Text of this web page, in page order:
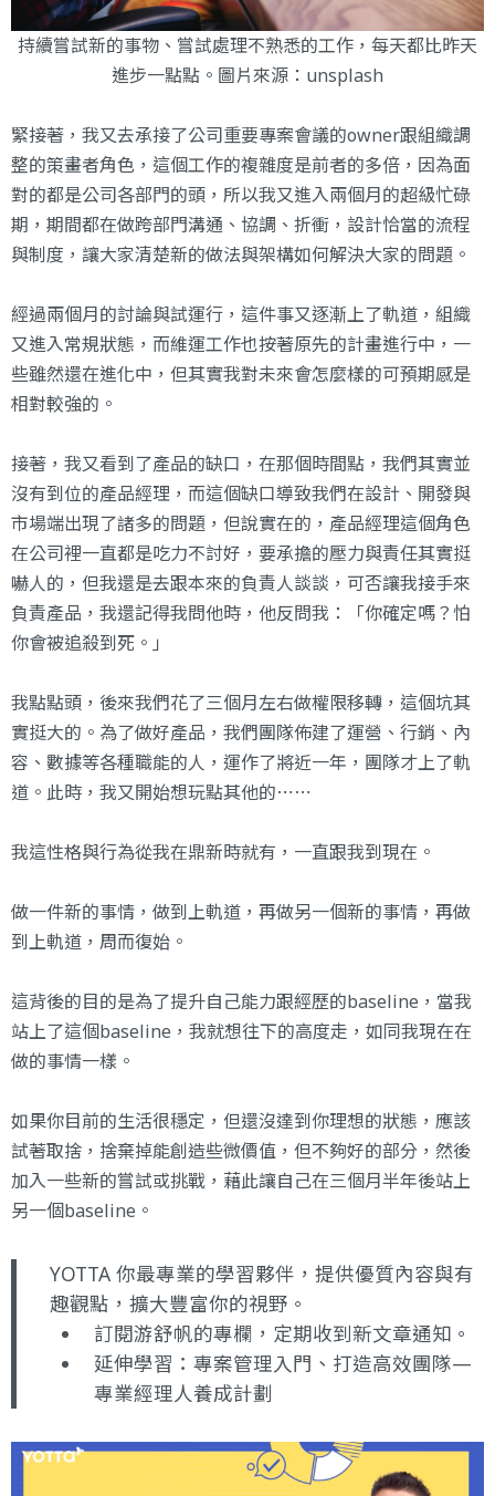
持續嘗試新的事物、嘗試處理不熟悉的工作，每天都比昨天
進步一點點。圖片來源： unsplash
緊接著，我又去承接了公司重要專案會議的owner跟組織調
整的策畫者角色，這個工作的複雜度是前者的多倍，因為面
對的都是公司各部門的頭，所以我又進入兩個月的超級忙碌
期，期間都在做跨部門溝通、協調、折衝，設計恰當的流程
與制度，讓大家清楚新的做法與架構如何解決大家的問題。
經過兩個月的討論與試運行，這件事又逐漸上了軌道，組織
又進入常規狀態，而維運工作也按著原先的計畫進行中，一
些雖然還在進化中，但其實我對未來會怎麼樣的可預期感是
相對較強的。
接著，我又看到了產品的缺口，在那個時間點，我們其實並
沒有到位的產品經理，而這個缺口導致我們在設計、開發與
市場端出現了諸多的問題，但說實在的，產品經理這個角色
在公司裡一直都是吃力不討好，要承擔的壓力與責任其實挺
嚇人的，但我還是去跟本來的負責人談談，可否讓我接手來
負責產品，我還記得我問他時，他反問我：「你確定嗎？怕
你會被追殺到死。」
我點點頭，後來我們花了三個月左右做權限移轉，這個坑其
實挺大的。為了做好產品，我們團隊佈建了運營、行銷、內
容、數據等各種職能的人，運作了將近一年，團隊才上了軌
道。此時，我又開始想玩點其他的⋯⋯
我這性格與行為從我在鼎新時就有，一直跟我到現在。
做一件新的事情，做到上軌道，再做另一個新的事情，再做
到上軌道，周而復始。
這背後的目的是為了提升自己能力跟經歷的baseline，當我
站上了這個baseline，我就想往下的高度走，如同我現在在
做的事情一樣。
如果你目前的生活很穩定，但還沒達到你理想的狀態，應該
試著取捨，捨棄掉能創造些微價值，但不夠好的部分，然後
加入一些新的嘗試或挑戰，藉此讓自己在三個月半年後站上
另一個baseline。
YOTTA 你最專業的學習夥伴，提供優質內容與有
趣觀點，擴大豐富你的視野。
訂閱游舒帆的專欄 ，定期收到新文章通知。
延伸學習： 專案管理入門、打造高效團隊—
專業經理人養成計劃